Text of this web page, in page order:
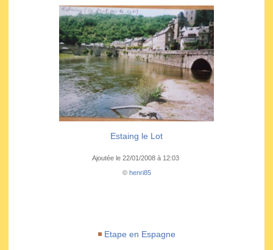
Estaing le Lot
Ajoutée le 22/01/2008 à 12:03
© henri85
Etape en Espagne